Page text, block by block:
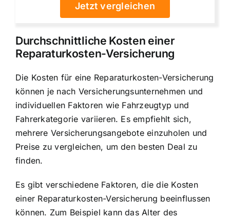
Jetzt vergleichen
Durchschnittliche Kosten einer
Reparaturkosten-Versicherung
Die Kosten für eine Reparaturkosten-Versicherung
können je nach Versicherungsunternehmen und
individuellen Faktoren wie Fahrzeugtyp und
Fahrerkategorie variieren. Es empfiehlt sich,
mehrere Versicherungsangebote einzuholen und
Preise zu vergleichen, um den besten Deal zu
finden.
Es gibt verschiedene Faktoren, die die Kosten
einer Reparaturkosten-Versicherung beeinflussen
können. Zum Beispiel kann das Alter des